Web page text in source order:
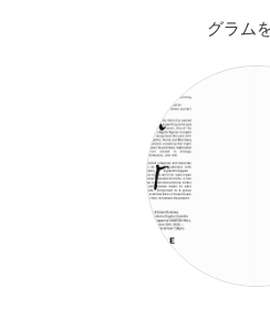
グラム